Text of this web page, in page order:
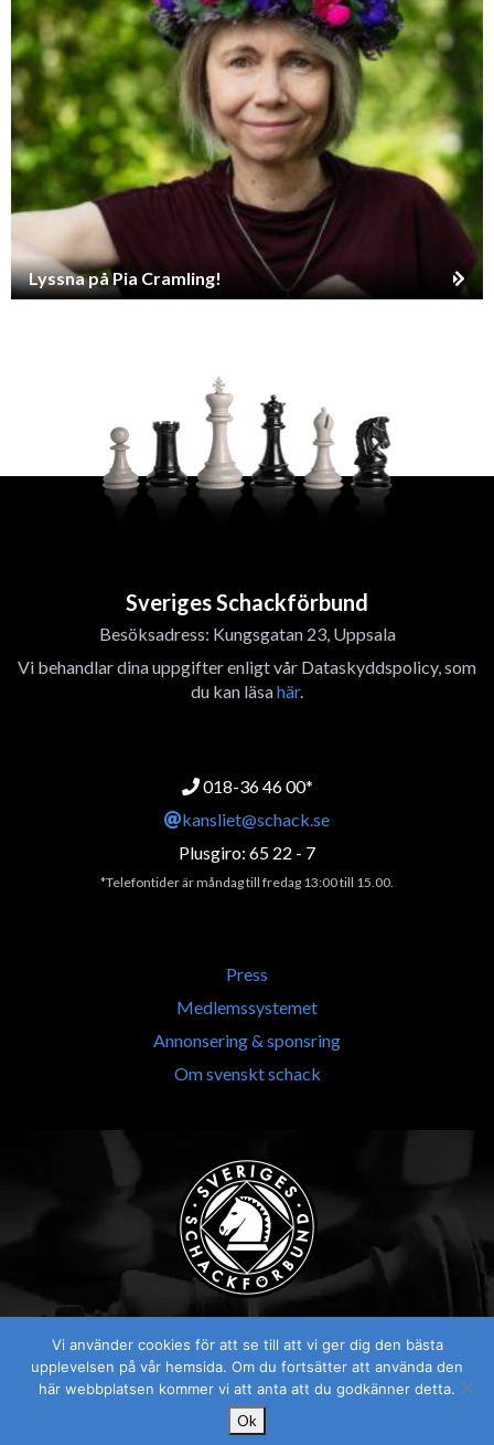
Lyssna på Pia Cramling!
Sveriges Schackförbund
Besöksadress: Kungsgatan 23, Uppsala
Vi behandlar dina uppgifter enligt vår Dataskyddspolicy, som
du kan läsahär.
018-36 46 00*
kansliet@schack.se
Plusgiro: 65 22 - 7
*Telefontider är måndag till fredag 13:00 till 15.00.
Press
Medlemssystemet
Annonsering & sponsring
Om svenskt schack
Vi använder cookies för att se till att vi ger dig den bästa
upplevelsen på vår hemsida. Om du fortsätter att använda den
här webbplatsen kommer vi att anta att du godkänner detta.
Ok